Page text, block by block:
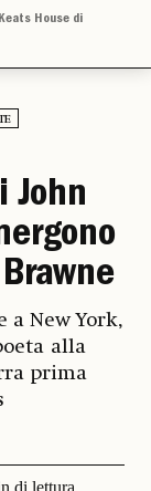
House di
John
a New York,
alla
prima
di lettura